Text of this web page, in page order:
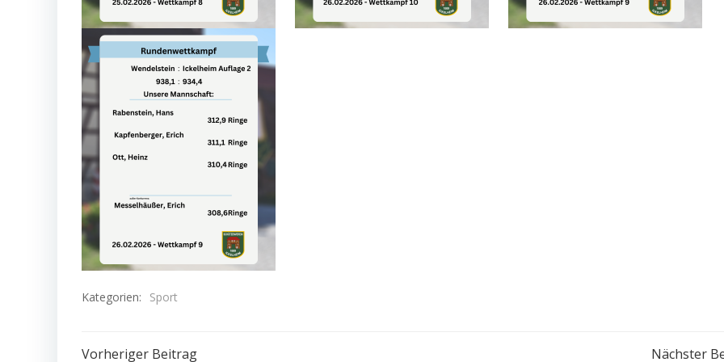
Kategorien: Sport
Vorheriger Beitrag Nächster